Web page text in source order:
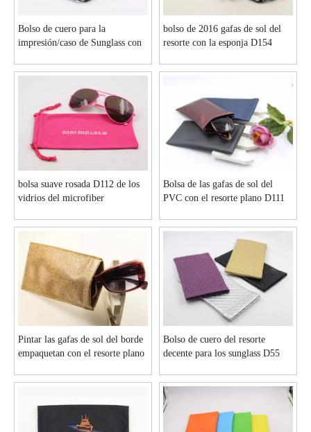
Bolso de cuero para la
impresión/caso de Sunglass con
bolso de 2016 gafas de sol del
resorte con la esponja D154
bolsa suave rosada D112 de los
vidrios del microfiber
Bolsa de las gafas de sol del
PVC con el resorte plano D111
Pintar las gafas de sol del borde
empaquetan con el resorte plano
Bolso de cuero del resorte
decente para los sunglass D55